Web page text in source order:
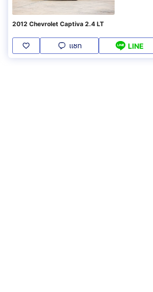
2012 Chevrolet Captiva 2.4 LT
แชท LINE